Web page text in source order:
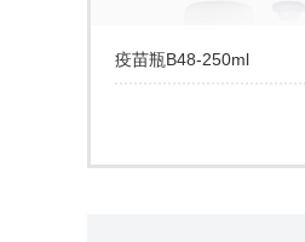
疫苗瓶B48-250ml